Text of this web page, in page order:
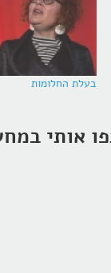
בעלת החלומות
אותי